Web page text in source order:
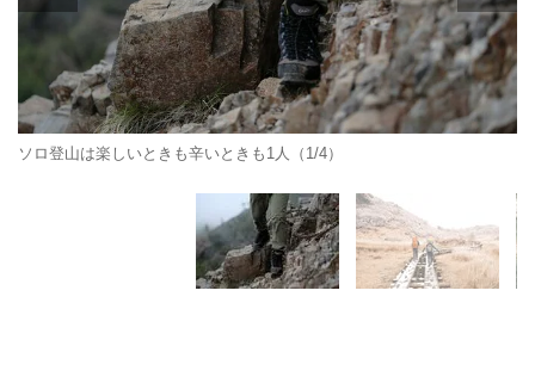
ソロ登山は楽しいときも辛いときも1人（1/4）